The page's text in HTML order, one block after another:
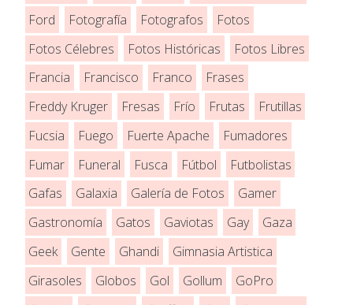
Ford
Fotografía Fotografos
Fotos
Fotos Célebres
Fotos Históricas
Fotos Libres
Francia
Francisco Franco
Frases
Freddy Kruger
Fresas Frío Frutas
Frutillas
Fucsia
Fuego Fuerte Apache
Fumadores
Fumar
Funeral Fusca Fútbol
Futbolistas
Gafas
Galaxia Galería de Fotos
Gamer
Gastronomía
Gatos Gaviotas Gay
Gaza
Geek
Gente Ghandi
Gimnasia Artistica
Girasoles
Globos Gol Gollum
GoPro